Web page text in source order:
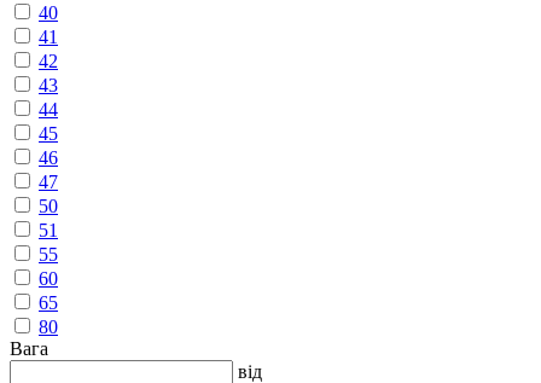
40
41
42
43
44
45
46
47
50
51
55
60
65
80
Вага
від